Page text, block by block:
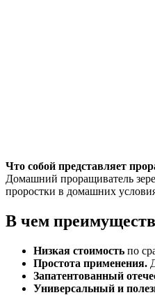
Что собой представляет
Домашний проращиватель
проростки в домашних
В чем
Низкая стоимость по
Простота применения.
Запатентованный
Универсальный и